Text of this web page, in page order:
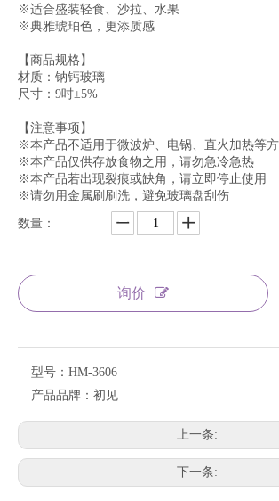
※适合盛装轻食、沙拉、水果
※典雅琥珀色，更添质感
【商品规格】
材质：钠钙玻璃
尺寸：9吋±5%
【注意事项】
※本产品不适用于微波炉、电锅、直火加热等
※本产品仅供存放食物之用，请勿急冷急热
※本产品若出现裂痕或缺角，请立即停止使用
※请勿用金属刷刷洗，避免玻璃盘刮伤
数量：
询价
型号： HM-3606
产品品牌： 初见
上一条:
下一条: